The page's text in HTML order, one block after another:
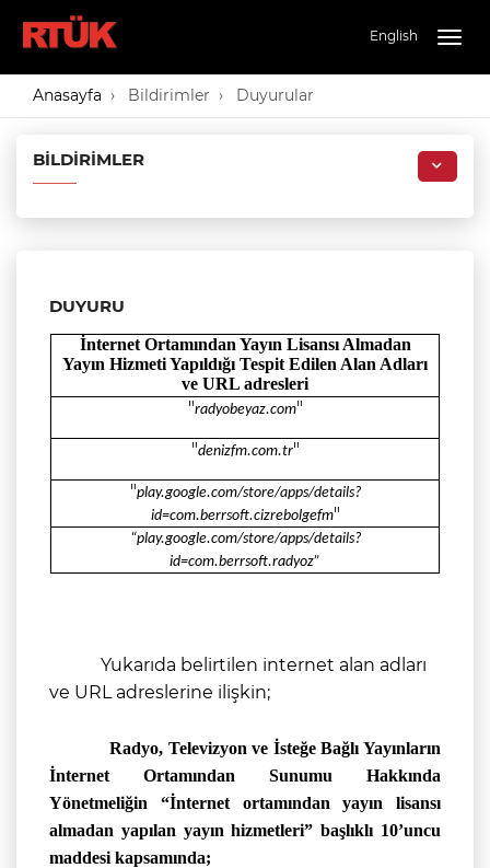
English
Anasayfa Bildirimler Duyurular
BILDIRIMLER
DUYURU
İnternet Ortamından Yayın Lisansı Almadan
Yayın HizmetiYapıldığı Tespit Edilen Alan Adları
ve URL adresleri
"radyobeyaz.com"
"denizfm.com.tr"
"play.google.com/store/apps/details?
id=com.berrsoft.cizrebolgefm"
“play.google.com/store/apps/details?
id=com.berrsoft.radyoz”
Yukarıda belirtilen internet alan adları
ve URL adreslerine ilişkin;
Radyo, Televizyon ve İsteğe Bağlı Yayınların
İnternet Ortamından Sunumu Hakkında
Yönetmeliğin “İnternet ortamından yayın lisansı
almadan yapılan yayın hizmetleri” başlıklı 10’uncu
maddesi kapsamında;